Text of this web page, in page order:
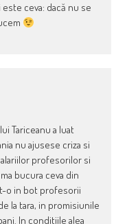
ceva: dacă nu se
Tariceanu a luat
nu ajusese criza si
profesorilor si
bucura ceva din
o in bot profesorii
la tara, in promisiunile
In conditiile alea